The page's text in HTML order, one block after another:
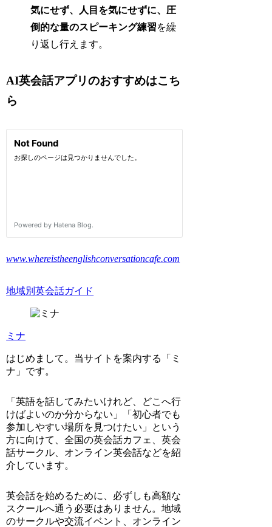
気にせず、人目を気にせずに、圧
倒的な量のスピーキング練習を繰
り返し行えます。
AI英会話アプリのおすすめはこち
ら
www.whereistheenglishconversationcafe.com
地域別英会話ガイド
ミナ
はじめまして。当サイトを案内する「ミ
ナ」です。
「英語を話してみたいけれど、どこへ行
けばよいのか分からない」「初心者でも
参加しやすい場所を見つけたい」という
方に向けて、全国の英会話カフェ、英会
話サークル、オンライン英会話などを紹
介しています。
英会話を始めるために、必ずしも高額な
スクールへ通う必要はありません。地域
のサークルや交流イベント、オンライン